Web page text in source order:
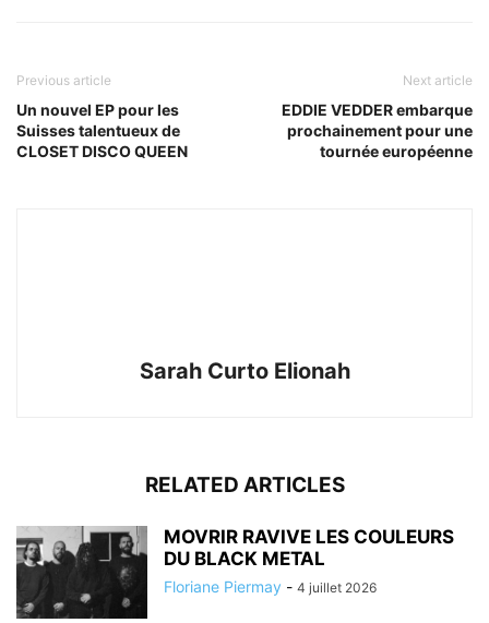
Previous article
Un nouvel EP pour les
Suisses talentueux de
CLOSET DISCO QUEEN
Next article
EDDIE VEDDER embarque
prochainement pour une
tournée européenne
Sarah Curto Elionah
RELATED ARTICLES
MOVRIR RAVIVE LES COULEURS
DU BLACK METAL
Floriane Piermay - 4 juillet 2026